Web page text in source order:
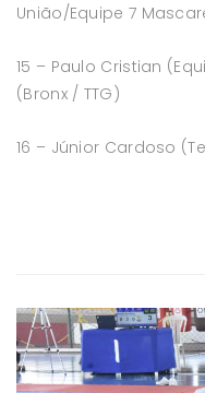
União/Equipe 7
15 – Paulo Cristian
(Bronx / TTG)
16 – Júnior Cardoso